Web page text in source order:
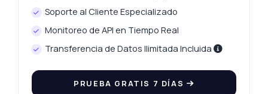
Soporte al Cliente Especializado
Monitoreo de API en Tiempo Real
Transferencia de Datos Ilimitada Incluida
PRUEBA GRATIS 7 DÍAS